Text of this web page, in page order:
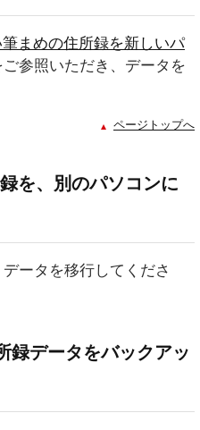
まめの住所録を新しいパ
ご参照いただき、データを
ページトップへ
を、別のパソコンに
ータを移行してくださ
録データをバックアッ